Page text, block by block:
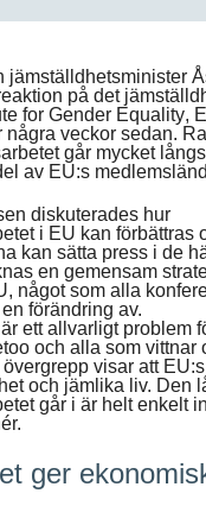
jämställdhetsminister
på det
for Gender Equality,
några veckor sedan.
går mycket
av EU:s
diskuterades hur
i EU kan förbättras
kan sätta press i de
en gemensam
något som alla
förändring av.
ett allvarligt problem
och alla som vittnar
visar att
och jämlika liv. Den
går i är helt enkelt
ger